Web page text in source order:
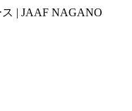
| JAAF NAGANO